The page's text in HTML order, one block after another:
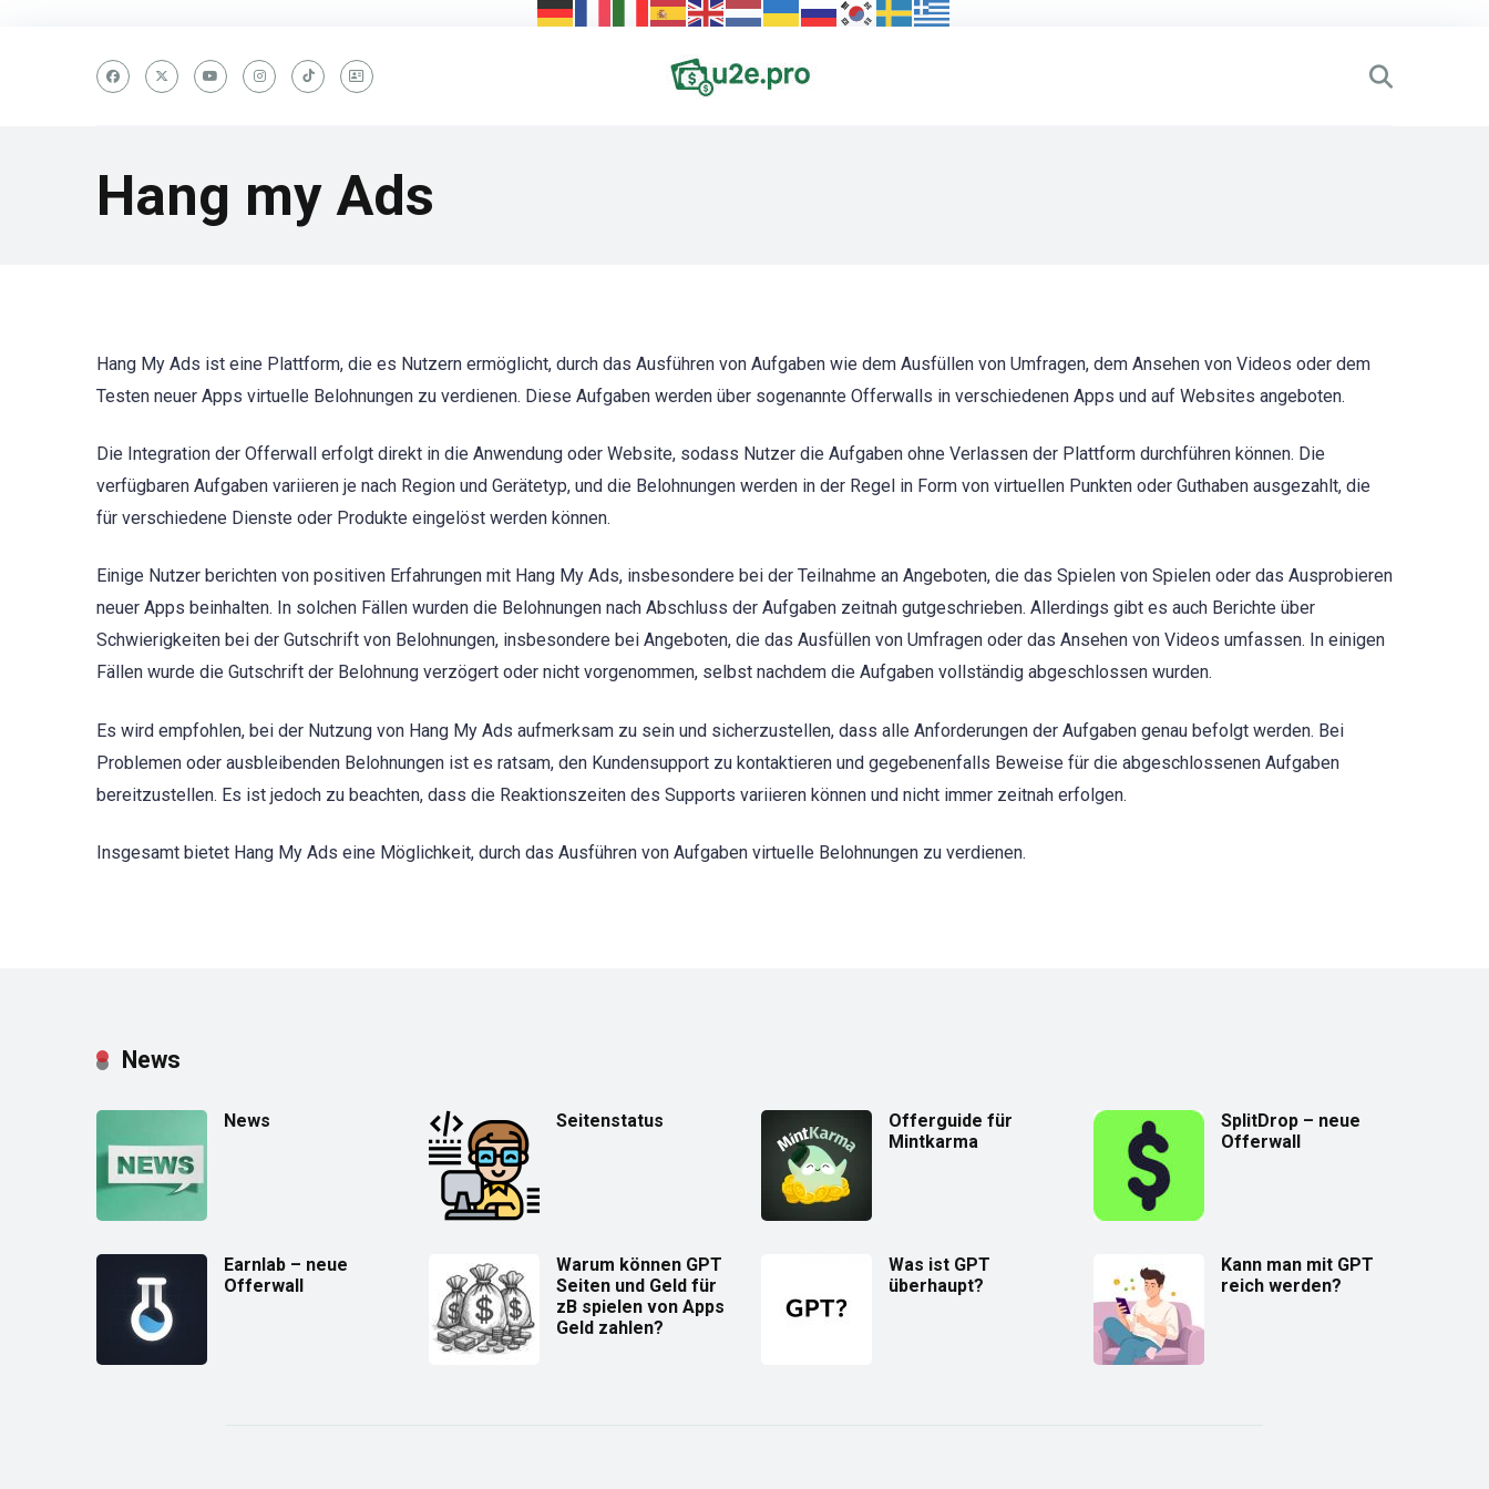
Hang my Ads
Hang My Ads ist eine Plattform, die es Nutzern ermöglicht, durch das Ausführen von Aufgaben wie dem Ausfüllen von Umfragen, dem Ansehen von Videos oder dem
Testen neuer Apps virtuelle Belohnungen zu verdienen. Diese Aufgaben werden über sogenannte Offerwalls in verschiedenen Apps und auf Websites angeboten.
Die Integration der Offerwall erfolgt direkt in die Anwendung oder Website, sodass Nutzer die Aufgaben ohne Verlassen der Plattform durchführen können. Die
verfügbaren Aufgaben variieren je nach Region und Gerätetyp, und die Belohnungen werden in der Regel in Form von virtuellen Punkten oder Guthaben ausgezahlt, die
für verschiedene Dienste oder Produkte eingelöst werden können.
Einige Nutzer berichten von positiven Erfahrungen mit Hang My Ads, insbesondere bei der Teilnahme an Angeboten, die das Spielen von Spielen oder das Ausprobieren
neuer Apps beinhalten. In solchen Fällen wurden die Belohnungen nach Abschluss der Aufgaben zeitnah gutgeschrieben. Allerdings gibt es auch Berichte über
Schwierigkeiten bei der Gutschrift von Belohnungen, insbesondere bei Angeboten, die das Ausfüllen von Umfragen oder das Ansehen von Videos umfassen. In einigen
Fällen wurde die Gutschrift der Belohnung verzögert oder nicht vorgenommen, selbst nachdem die Aufgaben vollständig abgeschlossen wurden.
Es wird empfohlen, bei der Nutzung von Hang My Ads aufmerksam zu sein und sicherzustellen, dass alle Anforderungen der Aufgaben genau befolgt werden. Bei
Problemen oder ausbleibenden Belohnungen ist es ratsam, den Kundensupport zu kontaktieren und gegebenenfalls Beweise für die abgeschlossenen Aufgaben
bereitzustellen. Es ist jedoch zu beachten, dass die Reaktionszeiten des Supports variieren können und nicht immer zeitnah erfolgen.
Insgesamt bietet Hang My Ads eine Möglichkeit, durch das Ausführen von Aufgaben virtuelle Belohnungen zu verdienen.
News
News Seitenstatus
Offerguide für
Mintkarma
SplitDrop – neue
Offerwall
Earnlab – neue
Offerwall
Warum können GPT
Seiten und Geld für
zB spielen von Apps
Geld zahlen?
Was ist GPT
überhaupt?
Kann man mit GPT
reich werden?